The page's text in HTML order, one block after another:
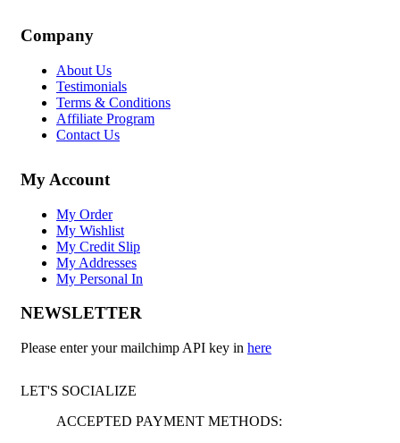
Company
About Us
Testimonials
Terms & Conditions
Affiliate Program
Contact Us
My Account
My Order
My Wishlist
My Credit Slip
My Addresses
My Personal In
NEWSLETTER
Please enter your mailchimp API key in here
LET'S SOCIALIZE
ACCEPTED PAYMENT METHODS: